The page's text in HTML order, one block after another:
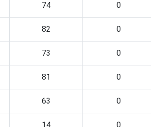
74 0
82 0
73 0
81 0
63 0
14 0